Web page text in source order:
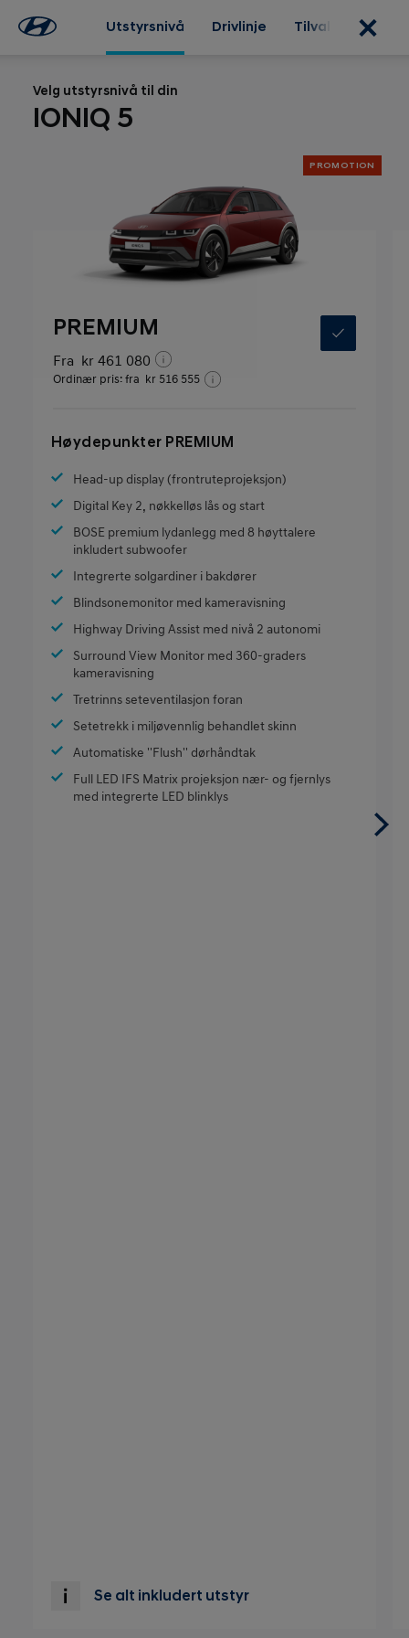
Utstyrsnivå Drivlinje Tilvalg
Velg utstyrsnivå til din
IONIQ 5
PROMOTION
PREMIUM
Fra kr 461 080
Ordinær pris: fra kr 516 555
Høydepunkter PREMIUM
Head-up display (frontruteprojeksjon)
Digital Key 2, nøkkelløs lås og start
BOSE premium lydanlegg med 8 høyttalere
inkludert subwoofer
Integrerte solgardiner i bakdører
Blindsonemonitor med kameravisning
Highway Driving Assist med nivå 2 autonomi
Surround View Monitor med 360-graders
kameravisning
Tretrinns seteventilasjon foran
Setetrekk i miljøvennlig behandlet skinn
Automatiske ''Flush'' dørhåndtak
Full LED IFS Matrix projeksjon nær- og fjernlys
med integrerte LED blinklys
Se alt inkludert utstyr